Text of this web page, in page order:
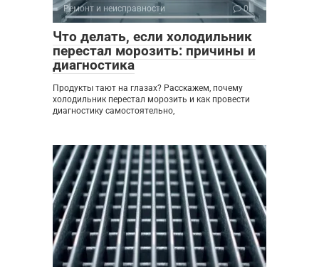
Ремонт и неисправности 0
Что делать, если холодильник
перестал морозить: причины и
диагностика
Продукты тают на глазах? Расскажем, почему
холодильник перестал морозить и как провести
диагностику самостоятельно,